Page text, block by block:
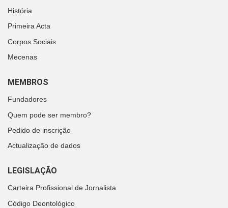
História
Primeira Acta
Corpos Sociais
Mecenas
MEMBROS
Fundadores
Quem pode ser membro?
Pedido de inscrição
Actualização de dados
LEGISLAÇÃO
Carteira Profissional de Jornalista
Código Deontológico